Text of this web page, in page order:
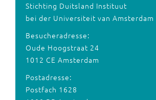
Stichting Duitsland Instituut
bei der Universiteit van Amsterdam
Besucheradresse:
Oude Hoogstraat 24
1012 CE Amsterdam
Postadresse:
Postfach 1628